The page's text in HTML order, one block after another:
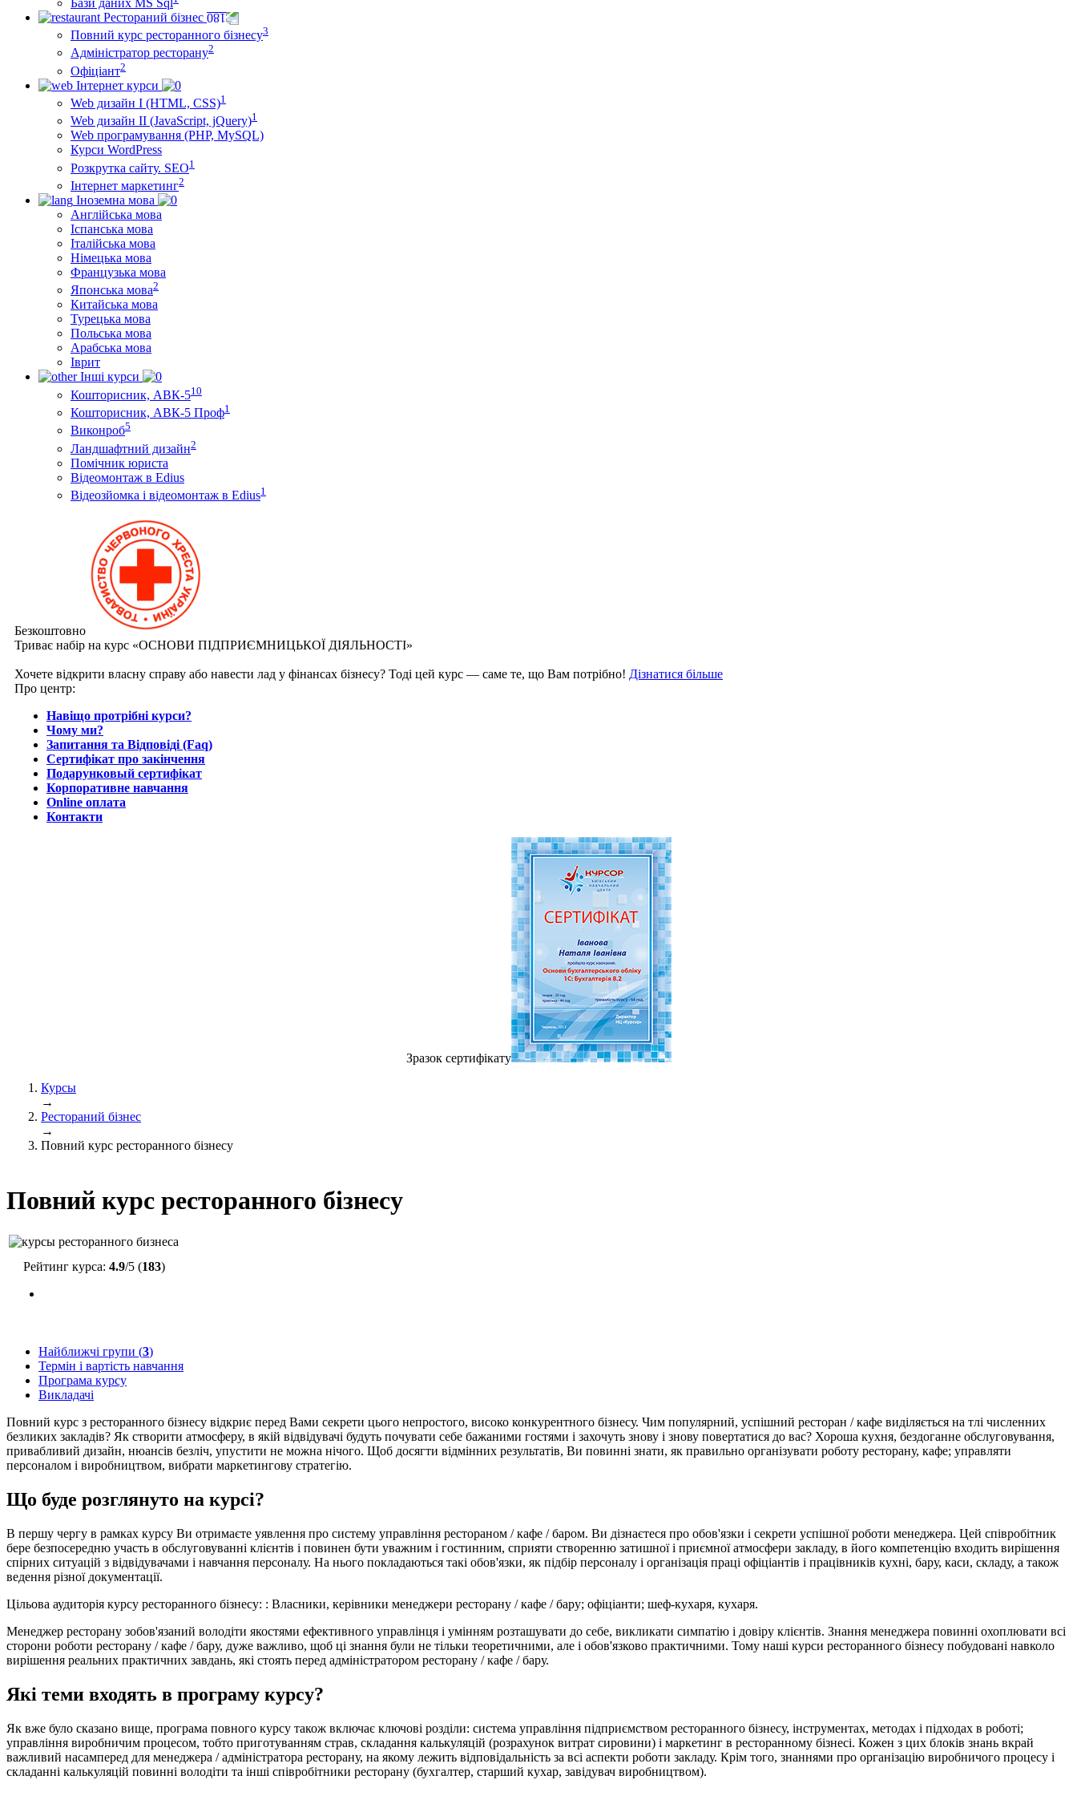
Рестораний бізнес
Повний курс ресторанного бізнесу3
Адміністратор ресторану2
Офіціант2
Інтернет курси
Web дизайн I (HTML, CSS)1
Web дизайн II (JavaScript, jQuery)1
Web програмування (PHP, MySQL)
Курси WordPress
Розкрутка сайту. SEO1
Інтернет маркетинг2
Іноземна мова
Англійська мова
Іспанська мова
Італійська мова
Німецька мова
Французька мова
Японська мова2
Китайська мова
Турецька мова
Польська мова
Арабська мова
Іврит
Інші курси
Кошторисник, АВК-510
Кошторисник, АВК-5 Проф1
Виконроб5
Ландшафтний дизайн2
Помічник юриста
Відеомонтаж в Edius
Відеозйомка і відеомонтаж в Edius1
Безкоштовно
Триває набір на курс «ОСНОВИ ПІДПРИЄМНИЦЬКОЇ ДІЯЛЬНОСТІ»
Хочете відкрити власну справу або навести лад у фінансах бізнесу? Тоді цей курс — саме те, що Вам потрібно! Дізнатися більше
Про центр:
Навіщо протрібні курси?
Чому ми?
Запитання та Відповіді (Faq)
Сертифікат про закінчення
Подарунковый сертифікат
Корпоративне навчання
Online оплата
Контакти
Зразок сертифiкату
Курсы
→
Рестораний бізнес
→
Повний курс ресторанного бізнесу
Повний курс ресторанного бізнесу
Рейтинг курса: 4.9/5 (183)
Найближчі групи (3)
Термін і вартість навчання
Програма курсу
Викладачі
Повний курс з ресторанного бізнесу відкриє перед Вами секрети цього непростого, високо конкурентного бізнесу. Чим популярний, успішний ресторан / кафе виділяється на тлі численних
безликих закладів? Як створити атмосферу, в якій відвідувачі будуть почувати себе бажаними гостями і захочуть знову і знову повертатися до вас? Хороша кухня, бездоганне обслуговування,
привабливий дизайн, нюансів безліч, упустити не можна нічого. Щоб досягти відмінних результатів, Ви повинні знати, як правильно організувати роботу ресторану, кафе; управляти
персоналом і виробництвом, вибрати маркетингову стратегію.
Що буде розглянуто на курсі?
В першу чергу в рамках курсу Ви отримаєте уявлення про систему управління рестораном / кафе / баром. Ви дізнаєтеся про обов'язки і секрети успішної роботи менеджера. Цей співробітник
бере безпосередню участь в обслуговуванні клієнтів і повинен бути уважним і гостинним, сприяти створенню затишної і приємної атмосфери закладу, в його компетенцію входить вирішення
спірних ситуацій з відвідувачами і навчання персоналу. На нього покладаються такі обов'язки, як підбір персоналу і організація праці офіціантів і працівників кухні, бару, каси, складу, а також
ведення різної документації.
Цільова аудиторія курсу ресторанного бізнесу: : Власники, керівники менеджери ресторану / кафе / бару; офіціанти; шеф-кухаря, кухаря.
Менеджер ресторану зобов'язаний володіти якостями ефективного управлінця і умінням розташувати до себе, викликати симпатію і довіру клієнтів. Знання менеджера повинні охоплювати всі
сторони роботи ресторану / кафе / бару, дуже важливо, щоб ці знання були не тільки теоретичними, але і обов'язково практичними. Тому наші курси ресторанного бізнесу побудовані навколо
вирішення реальних практичних завдань, які стоять перед адміністратором ресторану / кафе / бару.
Які теми входять в програму курсу?
Як вже було сказано вище, програма повного курсу також включає ключові розділи: система управління підприємством ресторанного бізнесу, інструментах, методах і підходах в роботі;
управління виробничим процесом, тобто приготуванням страв, складання калькуляцій (розрахунок витрат сировини) і маркетинг в ресторанному бізнесі. Кожен з цих блоків знань вкрай
важливий насамперед для менеджера / адміністратора ресторану, на якому лежить відповідальність за всі аспекти роботи закладу. Крім того, знаннями про організацію виробничого процесу і
складанні калькуляцій повинні володіти та інші співробітники ресторану (бухгалтер, старший кухар, завідувач виробництвом).